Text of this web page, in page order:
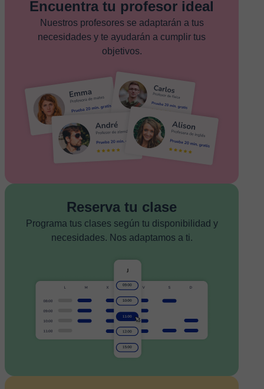
Encuentra tu profesor ideal
Nuestros profesores se adaptarán a tus
necesidades y te ayudarán a cumplir tus
objetivos.
Reserva tu clase
Programa tus clases según tu disponibilidad y
necesidades. Nos adaptamos a ti.